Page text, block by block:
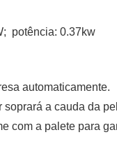
potência: 0.37kw
automaticamente.
a cauda da
com a palete para